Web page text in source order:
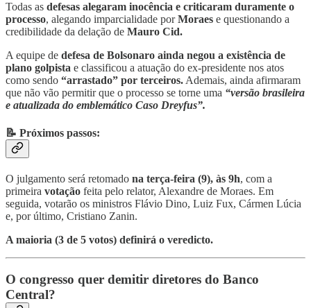
Todas as defesas alegaram inocência e criticaram duramente o
processo, alegando imparcialidade porMoraes e questionando a
credibilidade da delação de Mauro Cid.
A equipe de defesa de Bolsonaro ainda negou a existência de
plano golpista e classificou a atuação do ex-presidente nos atos
como sendo “arrastado” por terceiros. Ademais, ainda afirmaram
que não vão permitir que o processo se torne uma “versão brasileira
e atualizada do emblemático Caso Dreyfus”.
📝 Próximos passos:
O julgamento será retomado na terça-feira (9), às 9h, com a
primeira votação feita pelo relator, Alexandre de Moraes. Em
seguida, votarão os ministros Flávio Dino, Luiz Fux, Cármen Lúcia
e, por último, Cristiano Zanin.
A maioria (3 de 5 votos) definirá o veredicto.
O congresso quer demitir diretores do Banco
Central?